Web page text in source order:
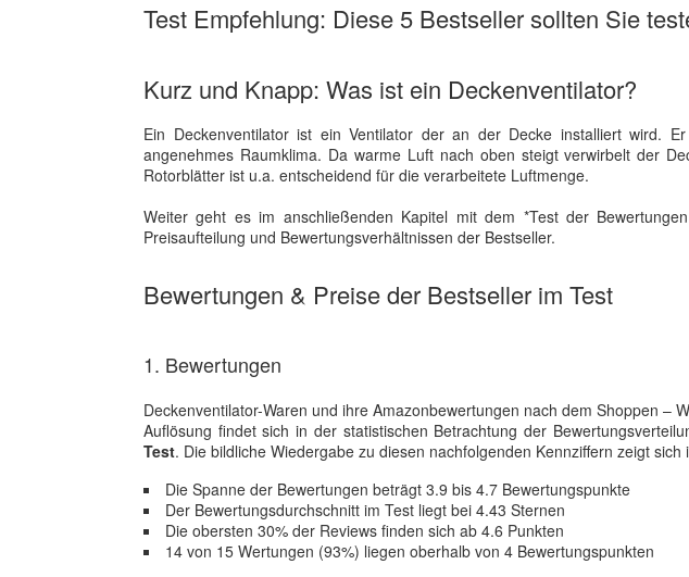
Test Empfehlung: Diese 5 Bestseller sollten Sie
Kurz und Knapp: Was ist ein Deckenventilator?
Ein Deckenventilator ist ein Ventilator der an der Decke installiert wird.
angenehmes Raumklima. Da warme Luft nach oben steigt verwirbelt der
Rotorblätter ist u.a. entscheidend für die verarbeitete Luftmenge.
Weiter geht es im anschließenden Kapitel mit dem *Test der
Preisaufteilung und Bewertungsverhältnissen der Bestseller.
Bewertungen & Preise der Bestseller im Test
1. Bewertungen
Deckenventilator-Waren und ihre Amazonbewertungen nach dem Shoppen –
Auflösung findet sich in der statistischen Betrachtung der
Test. Die bildliche Wiedergabe zu diesen nachfolgenden Kennziffern zeigt sich
Die Spanne der Bewertungen beträgt 3.9 bis 4.7 Bewertungspunkte
Der Bewertungsdurchschnitt im Test liegt bei 4.43 Sternen
Die obersten 30% der Reviews finden sich ab 4.6 Punkten
14 von 15 Wertungen (93%) liegen oberhalb von 4 Bewertungspunkten